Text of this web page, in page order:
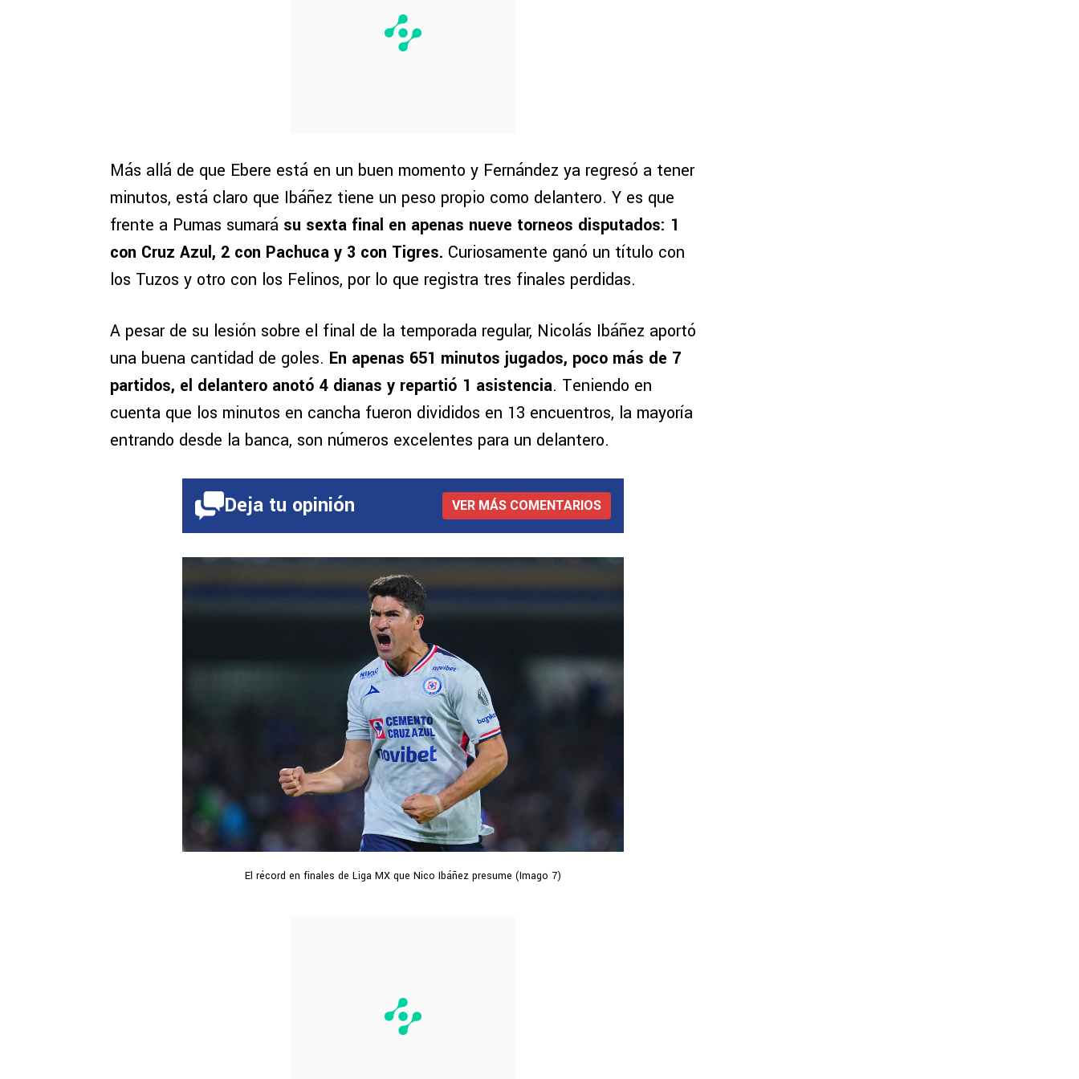
Más allá de que Ebere está en un buen momento y Fernández ya regresó a tener
minutos, está claro que Ibáñez tiene un peso propio como delantero. Y es que
frente a Pumas sumará su sexta final en apenas nueve torneos disputados: 1
con Cruz Azul, 2 con Pachuca y 3 con Tigres. Curiosamente ganó un título con
los Tuzos y otro con los Felinos, por lo que registra tres finales perdidas.
A pesar de su lesión sobre el final de la temporada regular, Nicolás Ibáñez aportó
una buena cantidad de goles. En apenas 651 minutos jugados, poco más de 7
partidos, el delantero anotó 4 dianas y repartió 1 asistencia. Teniendo en
cuenta que los minutos en cancha fueron divididos en 13 encuentros, la mayoría
entrando desde la banca, son números excelentes para un delantero.
Deja tu opinión VER MÁS COMENTARIOS
El récord en finales de Liga MX que Nico Ibáñez presume (Imago 7)